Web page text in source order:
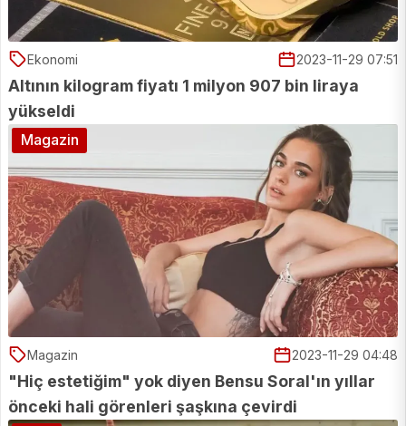
Ekonomi 2023-11-29 07:51
Altının kilogram fiyatı 1 milyon 907 bin liraya
yükseldi
Magazin 2023-11-29 04:48
"Hiç estetiğim" yok diyen Bensu Soral'ın yıllar
önceki hali görenleri şaşkına çevirdi
Magazin